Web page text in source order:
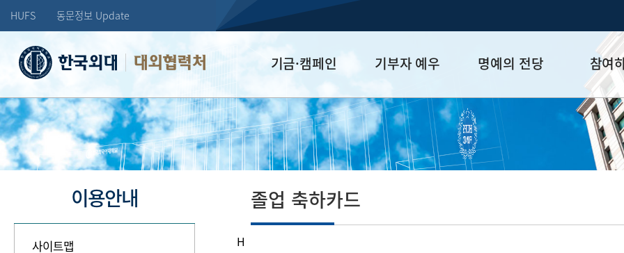
HUFS 동문정보 Update
대외협력처 기금·캠페인
학교발전기금
장학기금
선배드림 장학금
기부자 예우
예우 프로그램
세제 혜택
명예의 전당
HUFS Honor
Diamond Club
Platinum Club
참여
참여방법
기부하기
잠재기부자
이용안내
사이트맵 H
졸업 축하카드